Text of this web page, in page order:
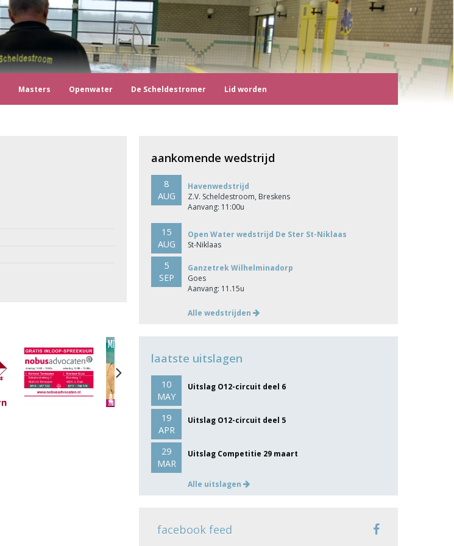
Masters Openwater De Scheldestromer Lid worden
Next
aankomende wedstrijd
8
AUG
Havenwedstrijd
Z.V. Scheldestroom, Breskens
Aanvang: 11:00u
15
AUG
Open Water wedstrijd De Ster St-Niklaas
St-Niklaas
5
SEP
Ganzetrek Wilhelminadorp
Goes
Aanvang: 11.15u
Alle wedstrijden
laatste uitslagen
10
MAY
Uitslag O12-circuit deel 6
19
APR
Uitslag O12-circuit deel 5
29
MAR
Uitslag Competitie 29 maart
Alle uitslagen
facebook feed